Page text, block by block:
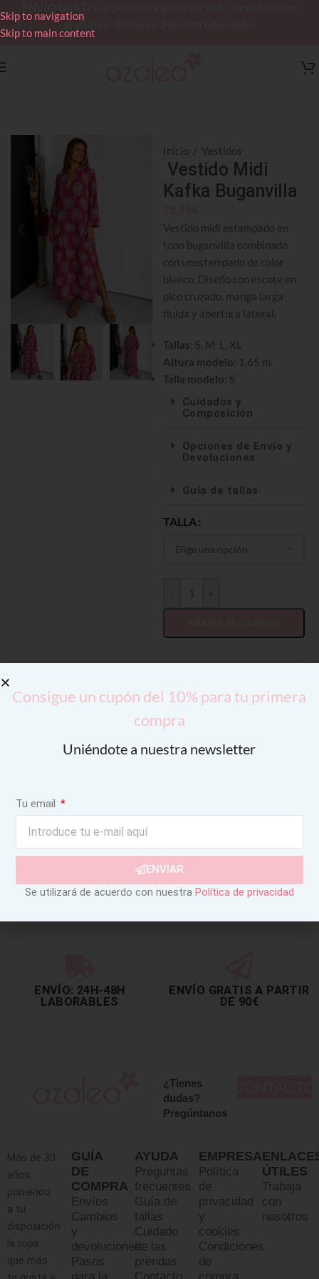
Skip to navigation
Skip to main content
gratuitas - Envío en 24h-48h laborables
Inicio / Vestidos
Vestido Midi
Kafka Buganvilla
Vestido midi estampado en
tono buganvilla combinado
con unestampado de color
blanco. Diseño con escote en
pico cruzado, manga larga
fluida y abertura lateral.
Tallas: S, M, L, XL
Altura modelo: 1,65 m
Talla modelo : S
Cuidados y
Composición
Opciones de Envío y
Devoluciones
Guía de tallas
TALLA
+
ENVÍO: 24H-48H
LABORABLES
ENVÍO GRATIS A PARTIR
DE 90€
¿Tienes
dudas?
Pregúntanos
Más de 30
años
poniendo
a tu
disposición
la ropa
que más
GUÍA
DE
COMPRA
Envíos
Cambios
y
devoluciones
Pasos
para la
AYUDA
Preguntas
frecuentes
Guía de
tallas
Cuidado
de las
prendas
Contacto
EMPRESA
Política
de
privacidad
y
cookies
Condiciones
de
compra
ÚTILES
Trabaja
con
nosotros
Consigue un cupón del 10% para tu primera
compra
Uniéndote a nuestra newsletter
Tu email
ENVIAR
Se utilizará de acuerdo con nuestra Política de privacidad